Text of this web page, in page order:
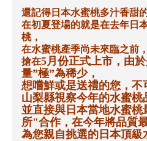
還記得日本水蜜桃多汁香甜
在初夏登場的就是在去年日
桃，
在水蜜桃產季尚未來臨之前
搶在5月份正式上市，由
量”極”為稀少，
想嚐鮮或是送禮的您，
山梨縣視察今年的水蜜桃
並直接與日本當地水蜜桃
所"合作，在今年將品質
為您親自挑選的日本頂級